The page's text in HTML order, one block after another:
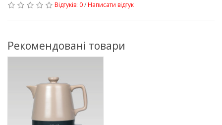
Відгуків: 0/Написати відгук
Рекомендовані товари